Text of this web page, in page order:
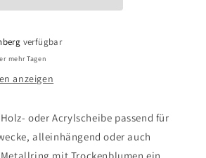
verfügbar
mehr Tagen
anzeigen
oder Acrylscheibe passend für
alleinhängend oder auch